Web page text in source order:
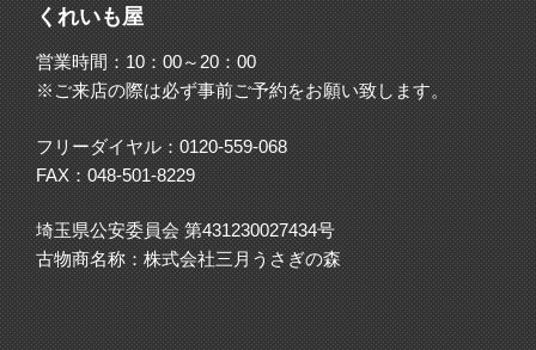
くれいも屋
営業時間：10：00～20：00
※ご来店の際は必ず事前ご予約をお願い致します。
フリーダイヤル：0120-559-068
FAX：048-501-8229
埼玉県公安委員会 第431230027434号
古物商名称：株式会社三月うさぎの森